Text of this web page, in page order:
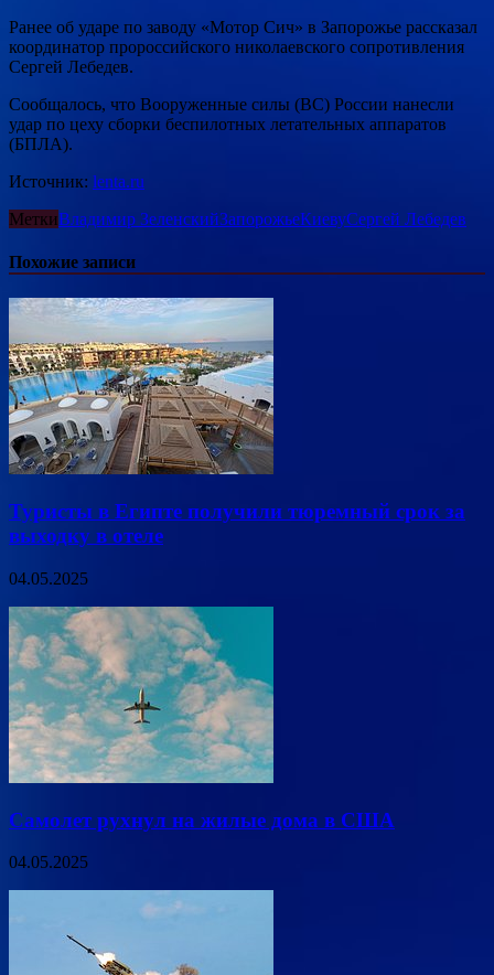
Ранее об ударе по заводу «Мотор Сич» в Запорожье рассказал
координатор пророссийского николаевского сопротивления
Сергей Лебедев.
Сообщалось, что Вооруженные силы (ВС) России нанесли
удар по цеху сборки беспилотных летательных аппаратов
(БПЛА).
Источник: lenta.ru
МеткиВладимир ЗеленскийЗапорожьеКиевуСергей Лебедев
Похожие записи
Туристы в Египте получили тюремный срок за
выходку в отеле
04.05.2025
Самолет рухнул на жилые дома в США
04.05.2025